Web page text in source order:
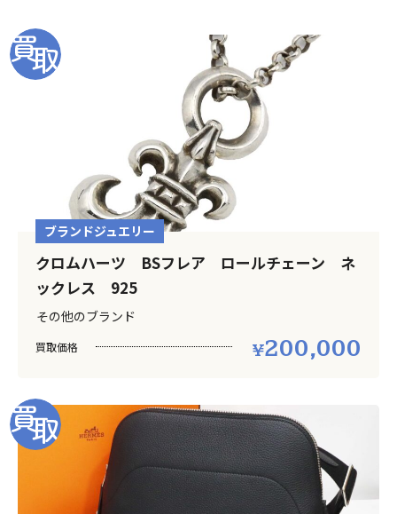
ブランドジュエリー
クロムハーツ BSフレア ロールチェーン ネ
ックレス 925
その他のブランド
買取価格 200,000